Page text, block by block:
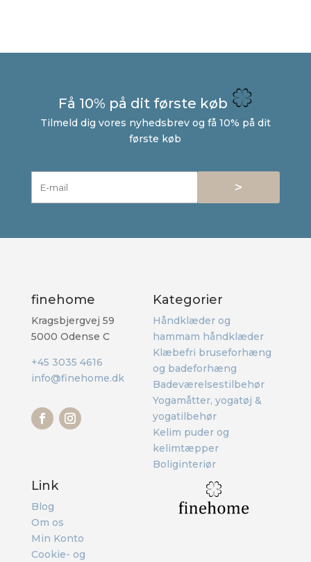
Få 10% på dit første køb
Tilmeld dig vores nyhedsbrev og få 10% på dit
første køb
>
finehome
Kragsbjergvej 59
5000 Odense C
+45 3035 4616
info@finehome.dk
Kategorier
Håndklæder og
hammam håndklæder
Klæbefri bruseforhæng
og badeforhæng
Badeværelsestilbehør
Yogamåtter, yogatøj &
yogatilbehør
Kelim puder og
kelimtæpper
Boliginteriør
Link
Blog
Om os
Min Konto
Cookie- og